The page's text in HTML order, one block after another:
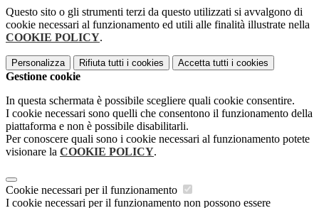
Questo sito o gli strumenti terzi da questo utilizzati si avvalgono di
cookie necessari al funzionamento ed utili alle finalità illustrate nella
COOKIE POLICY.
Personalizza Rifiuta tutti i cookies Accetta tutti i cookies
Gestione cookie
In questa schermata è possibile scegliere quali cookie consentire.
I cookie necessari sono quelli che consentono il funzionamento della
piattaforma e non è possibile disabilitarli.
Per conoscere quali sono i cookie necessari al funzionamento potete
visionare la COOKIE POLICY.
Cookie necessari per il funzionamento
I cookie necessari per il funzionamento non possono essere